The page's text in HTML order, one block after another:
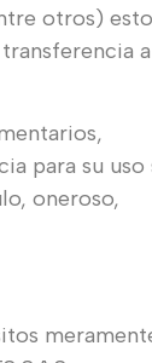
otros)
a
para su uso
oneroso,